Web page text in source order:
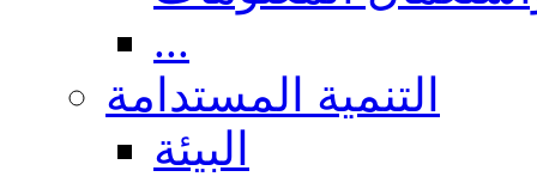
...
التنمية المستدامة
البيئة